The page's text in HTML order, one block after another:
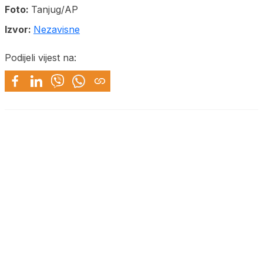
Foto: Tanjug/AP
Izvor: Nezavisne
Podijeli vijest na: